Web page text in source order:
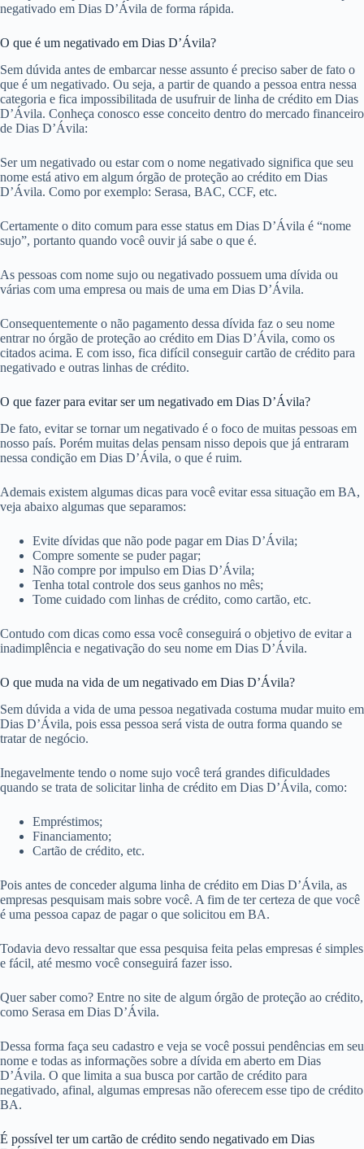
negativado em Dias D’Ávila de forma rápida.
O que é um negativado em Dias D’Ávila?
Sem dúvida antes de embarcar nesse assunto é preciso saber de fato o
que é um negativado. Ou seja, a partir de quando a pessoa entra nessa
categoria e fica impossibilitada de usufruir de linha de crédito em Dias
D’Ávila. Conheça conosco esse conceito dentro do mercado financeiro
de Dias D’Ávila:
Ser um negativado ou estar com o nome negativado significa que seu
nome está ativo em algum órgão de proteção ao crédito em Dias
D’Ávila. Como por exemplo: Serasa, BAC, CCF, etc.
Certamente o dito comum para esse status em Dias D’Ávila é “nome
sujo”, portanto quando você ouvir já sabe o que é.
As pessoas com nome sujo ou negativado possuem uma dívida ou
várias com uma empresa ou mais de uma em Dias D’Ávila.
Consequentemente o não pagamento dessa dívida faz o seu nome
entrar no órgão de proteção ao crédito em Dias D’Ávila, como os
citados acima. E com isso, fica difícil conseguir cartão de crédito para
negativado e outras linhas de crédito.
O que fazer para evitar ser um negativado em Dias D’Ávila?
De fato, evitar se tornar um negativado é o foco de muitas pessoas em
nosso país. Porém muitas delas pensam nisso depois que já entraram
nessa condição em Dias D’Ávila, o que é ruim.
Ademais existem algumas dicas para você evitar essa situação em BA,
veja abaixo algumas que separamos:
Evite dívidas que não pode pagar em Dias D’Ávila;
Compre somente se puder pagar;
Não compre por impulso em Dias D’Ávila;
Tenha total controle dos seus ganhos no mês;
Tome cuidado com linhas de crédito, como cartão, etc.
Contudo com dicas como essa você conseguirá o objetivo de evitar a
inadimplência e negativação do seu nome em Dias D’Ávila.
O que muda na vida de um negativado em Dias D’Ávila?
Sem dúvida a vida de uma pessoa negativada costuma mudar muito em
Dias D’Ávila, pois essa pessoa será vista de outra forma quando se
tratar de negócio.
Inegavelmente tendo o nome sujo você terá grandes dificuldades
quando se trata de solicitar linha de crédito em Dias D’Ávila, como:
Empréstimos;
Financiamento;
Cartão de crédito, etc.
Pois antes de conceder alguma linha de crédito em Dias D’Ávila, as
empresas pesquisam mais sobre você. A fim de ter certeza de que você
é uma pessoa capaz de pagar o que solicitou em BA.
Todavia devo ressaltar que essa pesquisa feita pelas empresas é simples
e fácil, até mesmo você conseguirá fazer isso.
Quer saber como? Entre no site de algum órgão de proteção ao crédito,
como Serasa em Dias D’Ávila.
Dessa forma faça seu cadastro e veja se você possui pendências em seu
nome e todas as informações sobre a dívida em aberto em Dias
D’Ávila. O que limita a sua busca por cartão de crédito para
negativado, afinal, algumas empresas não oferecem esse tipo de crédito
BA.
É possível ter um cartão de crédito sendo negativado em Dias